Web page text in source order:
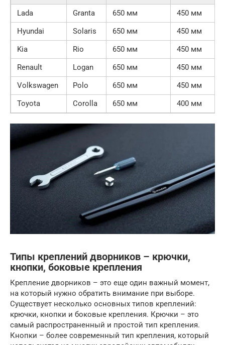
Lada
Granta 650 мм
450 мм
Hyundai
Solaris 650 мм
450 мм
Kia
Rio 650 мм
450 мм
Renault
Logan 650 мм
450 мм
Volkswagen
Polo 650 мм
450 мм
Toyota
Corolla 650 мм 400 мм
Типы креплений дворников – крючки,
кнопки, боковые крепления
Крепление дворников – это еще один важный момент,
на который нужно обратить внимание при выборе.
Существует несколько основных типов креплений:
крючки, кнопки и боковые крепления. Крючки – это
самый распространенный и простой тип крепления.
Кнопки – более современный тип крепления, который